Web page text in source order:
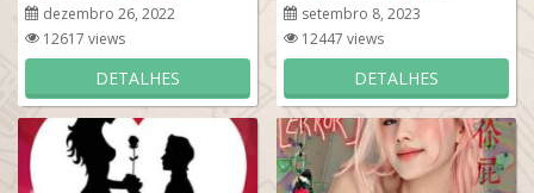
dezembro 26, 2022
12617 views
DETALHES
setembro 8, 2023
12447 views
DETALHES